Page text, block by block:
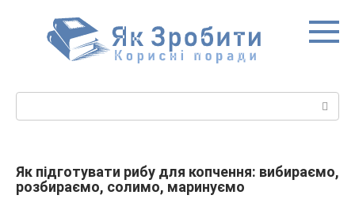
Як підготувати рибу для копчення: вибираємо,
розбираємо, солимо, маринуємо